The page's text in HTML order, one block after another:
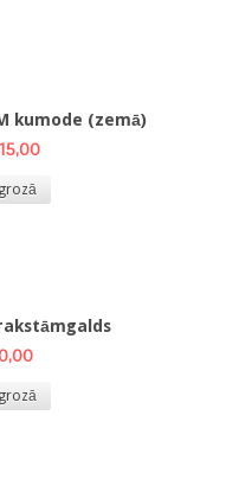
kumode (zemā)